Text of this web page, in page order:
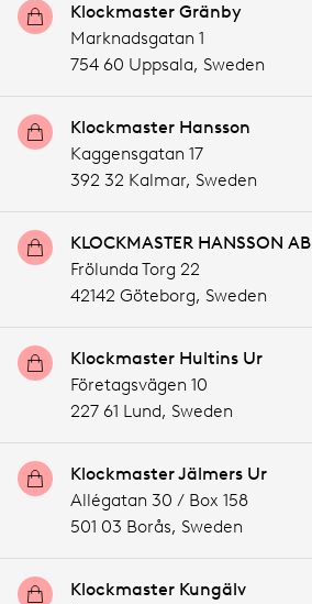
Klockmaster Gränby
Marknadsgatan 1
754 60 Uppsala, Sweden
Klockmaster Hansson
Kaggensgatan 17
392 32 Kalmar, Sweden
KLOCKMASTER HANSSON AB
Frölunda Torg 22
42142 Göteborg, Sweden
Klockmaster Hultins Ur
Företagsvägen 10
227 61 Lund, Sweden
Klockmaster Jälmers Ur
Allégatan 30 / Box 158
501 03 Borås, Sweden
Klockmaster Kungälv